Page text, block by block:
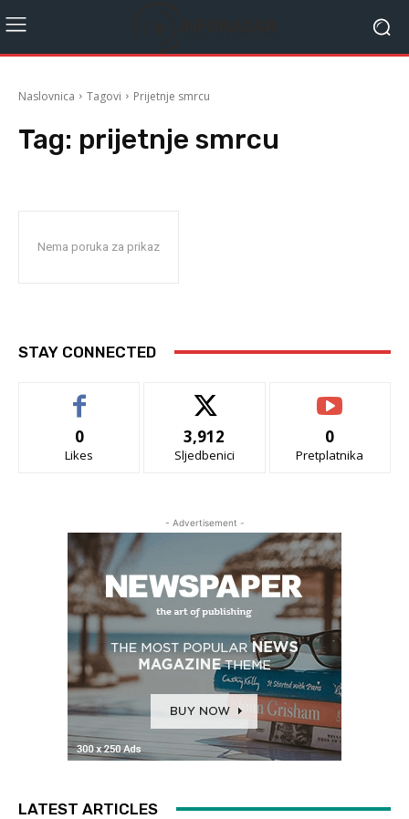
Naslovnica Tagovi Prijetnje smrcu
Tag: prijetnje smrcu
Nema poruka za prikaz
STAY CONNECTED
0
Likes
3,912
Sljedbenici
0
Pretplatnika
- Advertisement -
LATEST ARTICLES